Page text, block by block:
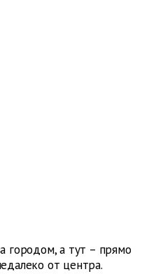
городом, а тут – прямо
от центра.